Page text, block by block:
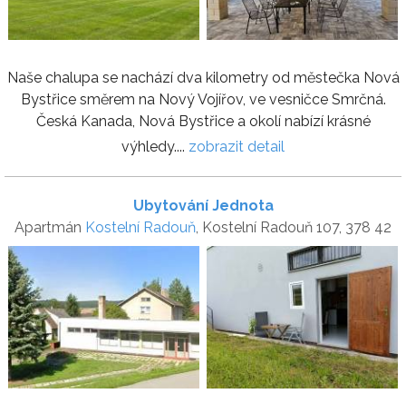
Naše chalupa se nachází dva kilometry od městečka Nová
Bystřice směrem na Nový Vojířov, ve vesničce Smrčná.
Česká Kanada, Nová Bystřice a okolí nabízí krásné
výhledy.... zobrazit detail
Ubytování Jednota
Apartmán Kostelní Radouň, Kostelní Radouň 107, 378 42